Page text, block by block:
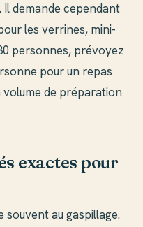
Il demande cependant
les verrines, mini-
personnes, prévoyez
pour un repas
de préparation
exactes pour
souvent au gaspillage.